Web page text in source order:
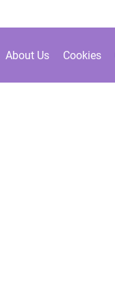
About Us Cookies